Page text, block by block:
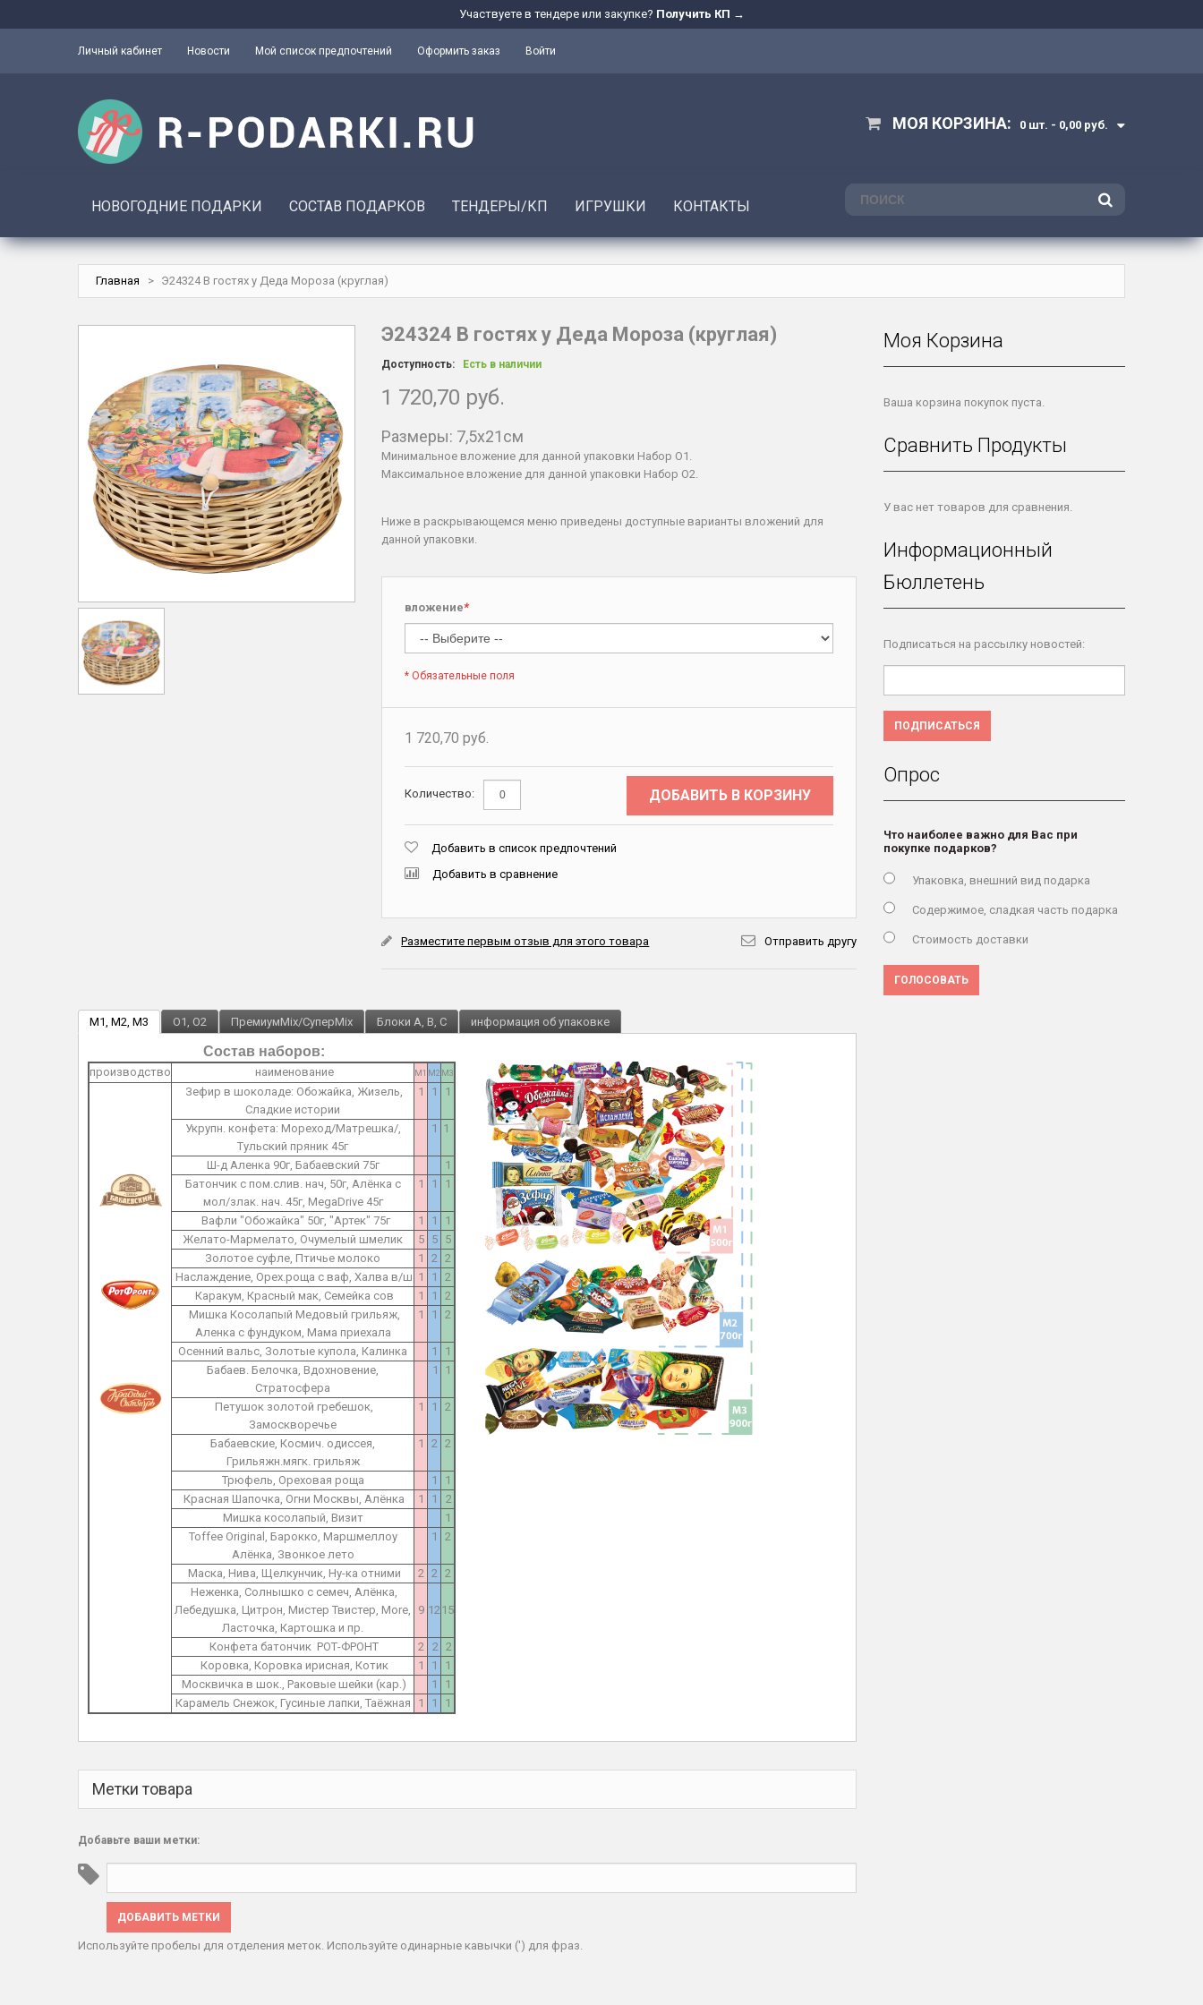
Участвуете в тендере или закупке? Получить КП →
Личный кабинет Новости Мой список предпочтений Оформить заказ Войти
МОЯ КОРЗИНА: 0 шт. - 0,00 руб.
ПОИСК
НОВОГОДНИЕ ПОДАРКИ СОСТАВ ПОДАРКОВ ТЕНДЕРЫ/КП ИГРУШКИ КОНТАКТЫ
Главная > Э24324 В гостях у Деда Мороза (круглая)
Э24324 В гостях у Деда Мороза (круглая)
Доступность: Есть в наличии
1 720,70 руб.
Размеры: 7,5x21см
Минимальное вложение для данной упаковки Набор O1.
Максимальное вложение для данной упаковки Набор O2.
Ниже в раскрывающемся меню приведены доступные варианты вложений для
данной упаковки.
*
вложение
* Обязательные поля
1 720,70 руб.
Количество: ДОБАВИТЬ В КОРЗИНУ
Добавить в список предпочтений
Добавить в сравнение
Разместите первым отзыв для этого товара Отправить другу
M1, M2, M3 O1, O2 ПремиумMix/СуперMix Блоки A, B, C информация об упаковке
Состав наборов:
производство наименование M1 M2 M3
Зефир в шоколаде: Обожайка, Жизель,
Сладкие истории
1 1 1
Укрупн. конфета: Мореход/Матрешка/,
Тульский пряник 45г
1 1
Ш-д Аленка 90г, Бабаевский 75г
1
Батончик с пом.слив. нач, 50г, Алёнка с
мол/злак. нач. 45г, MegaDrive 45г
1 1 1
Вафли "Обожайка" 50г, "Артек" 75г 1 1
1
Желато-Мармелато, Очумелый шмелик
5 5
5
Золотое суфле, Птичье молоко
1 2 2
Наслаждение, Орех.роща с ваф, Халва в/ш 1 1
2
Каракум, Красный мак, Семейка сов
1 1
2
Мишка Косолапый Медовый грильяж,
Аленка с фундуком, Мама приехала
1 1 2
Осенний вальс, Золотые купола, Калинка 1
1
Бабаев. Белочка, Вдохновение,
Стратосфера
1 1
Петушок золотой гребешок,
Замоскворечье
1 1 2
Бабаевские, Космич. одиссея,
Грильяжн.мягк. грильяж
1 2 2
Трюфель, Ореховая роща 1
1
Красная Шапочка, Огни Москвы, Алёнка
1 1
2
Мишка косолапый, Визит
1
Toffee Original, Барокко, Маршмеллоу
Алёнка, Звонкое лето
1 2
Маска, Нива, Щелкунчик, Ну-ка отними 2 2 2
Неженка, Солнышко с семеч, Алёнка,
Лебедушка, Цитрон, Мистер Твистер, More,
Ласточка, Картошка и пр.
9 1215
Конфета батончик РОТ-ФРОНТ 2 2 2
Коровка, Коровка ирисная, Котик
1 1
1
Москвичка в шок., Раковые шейки (кар.)
1
1
Карамель Снежок, Гусиные лапки, Таёжная
1 1 1
Метки товара
Добавьте ваши метки:
ДОБАВИТЬ МЕТКИ
Используйте пробелы для отделения меток. Используйте одинарные кавычки (') для фраз.
Моя Корзина
Ваша корзина покупок пуста.
Сравнить Продукты
У вас нет товаров для сравнения.
Информационный
Бюллетень
Подписаться на рассылку новостей:
ПОДПИСАТЬСЯ
Опрос
Что наиболее важно для Вас при
покупке подарков?
Упаковка, внешний вид подарка
Содержимое, сладкая часть подарка
Стоимость доставки
ГОЛОСОВАТЬ